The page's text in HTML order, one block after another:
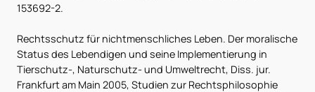
153692-2.
Rechtsschutz für nichtmenschliches Leben. Der moralische
Status des Lebendigen und seine Implementierung in
Tierschutz-, Naturschutz- und Umweltrecht, Diss. jur.
Frankfurt am Main 2005, Studien zur Rechtsphilosophie